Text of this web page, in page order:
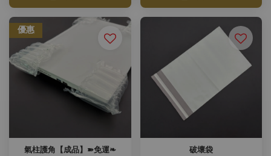
優惠
氣柱護角【成品】➽免運❧
破壞袋